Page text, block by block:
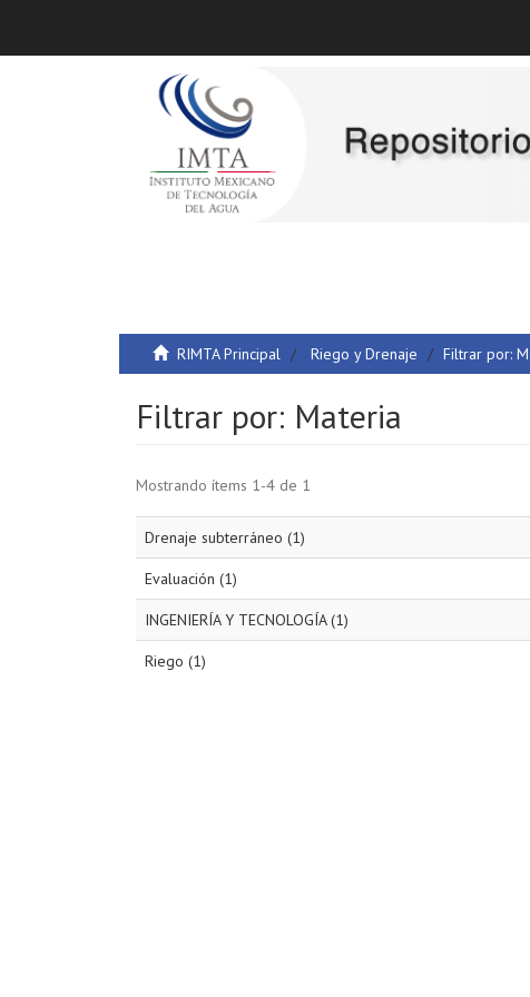
RIMTA Principal Riego y Drenaje Filtrar por:
Filtrar por: Materia
Mostrando ítems 1-4 de 1
Drenaje subterráneo (1)
Evaluación (1)
INGENIERÍA Y TECNOLOGÍA (1)
Riego (1)